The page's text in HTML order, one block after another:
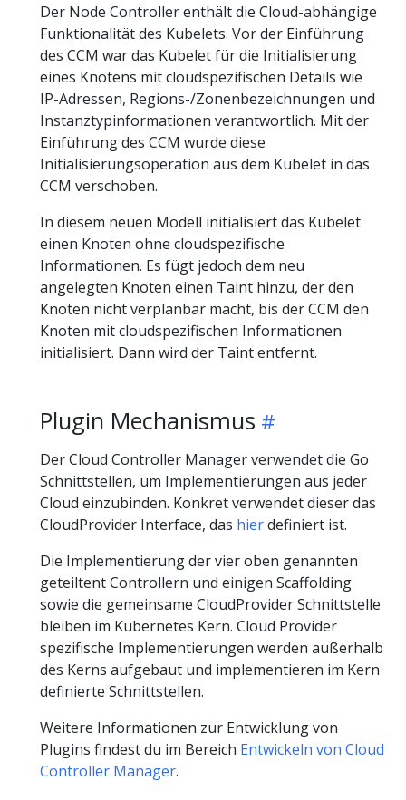
Der Node Controller enthält die Cloud-abhängige
Funktionalität des Kubelets. Vor der Einführung
des CCM war das Kubelet für die Initialisierung
eines Knotens mit cloudspezifischen Details wie
IP-Adressen, Regions-/Zonenbezeichnungen und
Instanztypinformationen verantwortlich. Mit der
Einführung des CCM wurde diese
Initialisierungsoperation aus dem Kubelet in das
CCM verschoben.
In diesem neuen Modell initialisiert das Kubelet
einen Knoten ohne cloudspezifische
Informationen. Es fügt jedoch dem neu
angelegten Knoten einen Taint hinzu, der den
Knoten nicht verplanbar macht, bis der CCM den
Knoten mit cloudspezifischen Informationen
initialisiert. Dann wird der Taint entfernt.
Plugin Mechanismus
Der Cloud Controller Manager verwendet die Go
Schnittstellen, um Implementierungen aus jeder
Cloud einzubinden. Konkret verwendet dieser das
CloudProvider Interface, das hierdefiniert ist.
Die Implementierung der vier oben genannten
geteiltent Controllern und einigen Scaffolding
sowie die gemeinsame CloudProvider Schnittstelle
bleiben im Kubernetes Kern. Cloud Provider
spezifische Implementierungen werden außerhalb
des Kerns aufgebaut und implementieren im Kern
definierte Schnittstellen.
Weitere Informationen zur Entwicklung von
Plugins findest du im Bereich Entwickeln von Cloud
Controller Manager.